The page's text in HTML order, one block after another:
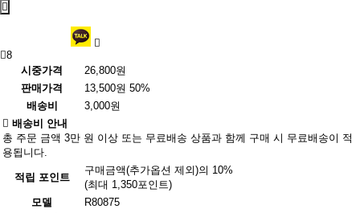
8
시중가격
26,800원
판매가격
13,500원 50%
배송비
3,000원
배송비 안내
총 주문 금액 3만 원 이상 또는 무료배송 상품과 함께 구매 시 무료배송이 적
용됩니다.
적립 포인트
구매금액(추가옵션 제외)의 10%
(최대 1,350포인트)
모델
R80875